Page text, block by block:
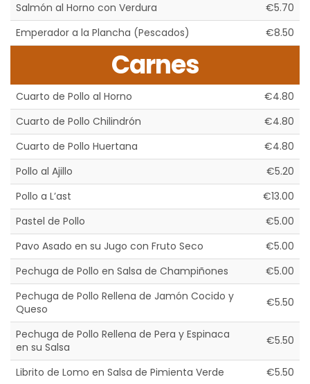
Salmón al Horno con Verdura
€5.70
Emperador a la Plancha (Pescados)
€8.50
Carnes
Cuarto de Pollo al Horno
€4.80
Cuarto de Pollo Chilindrón
€4.80
Cuarto de Pollo Huertana
€4.80
Pollo al Ajillo
€5.20
Pollo a L’ast
€13.00
Pastel de Pollo
€5.00
Pavo Asado en su Jugo con Fruto Seco
€5.00
Pechuga de Pollo en Salsa de Champiñones
€5.00
Pechuga de Pollo Rellena de Jamón Cocido y
Queso
€5.50
Pechuga de Pollo Rellena de Pera y Espinaca
en su Salsa
€5.50
Librito de Lomo en Salsa de Pimienta Verde
€5.50